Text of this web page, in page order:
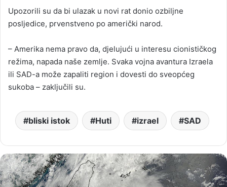
Upozorili su da bi ulazak u novi rat donio ozbiljne
posljedice, prvenstveno po američki narod.
– Amerika nema pravo da, djelujući u interesu cionističkog
režima, napada naše zemlje. Svaka vojna avantura Izraela
ili SAD-a može zapaliti region i dovesti do sveopćeg
sukoba – zaključili su.
bliski istok Huti izrael SAD